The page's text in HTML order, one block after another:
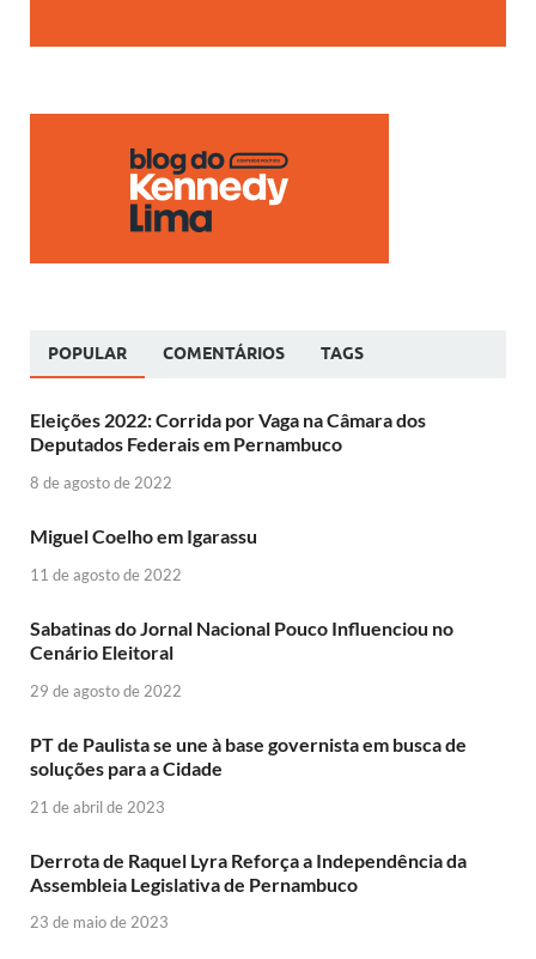
POPULAR COMENTÁRIOS TAGS
Eleições 2022: Corrida por Vaga na Câmara dos
Deputados Federais em Pernambuco
8 de agosto de 2022
Miguel Coelho em Igarassu
11 de agosto de 2022
Sabatinas do Jornal Nacional Pouco Influenciou no
Cenário Eleitoral
29 de agosto de 2022
PT de Paulista se une à base governista em busca de
soluções para a Cidade
21 de abril de 2023
Derrota de Raquel Lyra Reforça a Independência da
Assembleia Legislativa de Pernambuco
23 de maio de 2023